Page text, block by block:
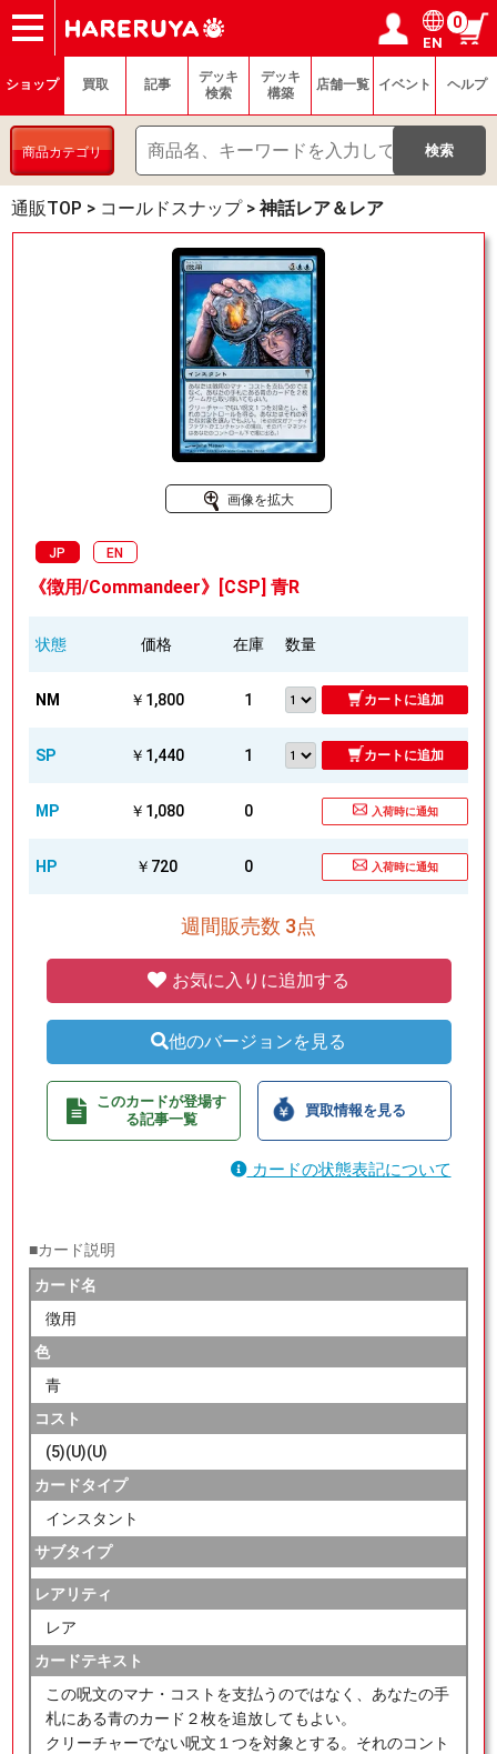
ショップ
買取
記事
デッキ検索
デッキ構築
選手一覧
店舗一覧
イベント
ヘルプ
お問い合わせ ログイン／会員登録
マイページ
EN
0
ショップ 買取 記事
デッキ
検索
デッキ
構築
店舗一覧 イベント ヘルプ
商品カテゴリ
通販TOP > コールドスナップ > 神話レア＆レア
画像を拡大
JP EN
《徴用/Commandeer》[CSP] 青R
状態 価格 在庫 数量
NM ￥1,800 1 カートに追加
SP ￥1,440 1 カートに追加
MP ￥1,080 0 入荷時に通知
HP ￥720 0 入荷時に通知
週間販売数 3点
お気に入りに追加する
他のバージョンを見る
このカードが登場す
る記事一覧
買取情報を見る
カードの状態表記について
■カード説明
カード名
徴用
色
青
コスト
(5)(U)(U)
カードタイプ
インスタント
サブタイプ
レアリティ
レア
カードテキスト
この呪文のマナ・コストを支払うのではなく、あなたの手
札にある青のカード２枚を追放してもよい。
クリーチャーでない呪文１つを対象とする。それのコント